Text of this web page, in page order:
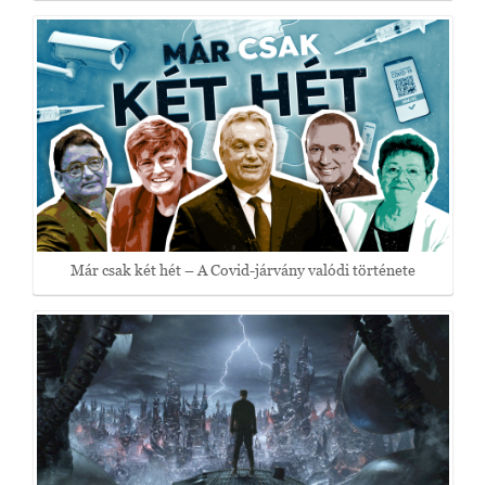
Már csak két hét – A Covid-járvány valódi története